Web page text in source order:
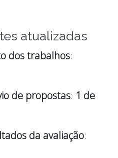
atualizadas
dos trabalhos:
de propostas: 1 de
da avaliação: